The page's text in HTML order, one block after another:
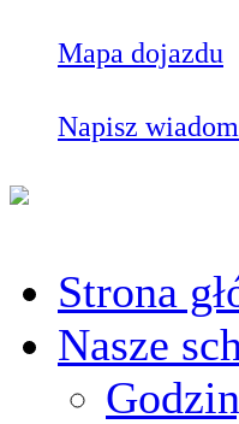
Mapa dojazdu
Napisz
Strona
Nasze